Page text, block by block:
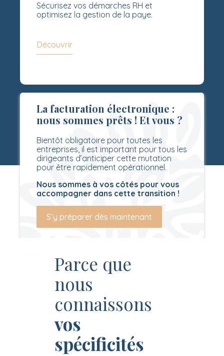
Sécurisez vos démarches RH et
optimisez la gestion de la paye.
Découvrir
La facturation électronique :
nous sommes prêts ! Et vous ?
Bientôt obligatoire pour toutes les
entreprises, il est important pour tous les
dirigeants d’anticiper cette mutation
pour être rapidement opérationnel.
Nous sommes à vos côtés pour vous
accompagner dans cette transition !
S’y préparer dès maintenant
Parce que
nous
connaissons
vos
spécificités